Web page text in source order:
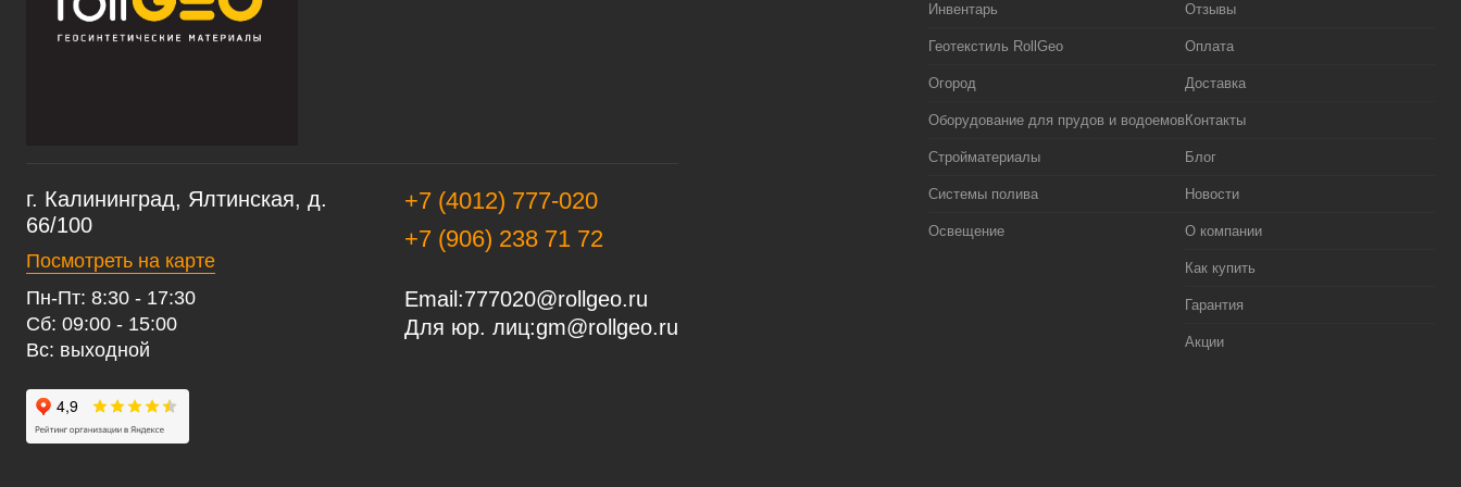
г. Калининград, Ялтинская, д.
66/100
Посмотреть на карте
+7 (4012) 777-020
+7 (906) 238 71 72
Email:777020@rollgeo.ru
Для юр. лиц:gm@rollgeo.ru
Пн-Пт: 8:30 - 17:30
Сб: 09:00 - 15:00
Вс: выходной
Инвентарь
Геотекстиль RollGeo
Огород
Оборудование для прудов и водоемов
Стройматериалы
Системы полива
Освещение
Отзывы
Оплата
Доставка
Контакты
Блог
Новости
О компании
Как купить
Гарантия
Акции